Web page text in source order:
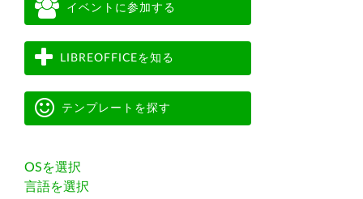
イベントに参加する
LIBREOFFICEを知る
テンプレートを探す
OSを選択
言語を選択